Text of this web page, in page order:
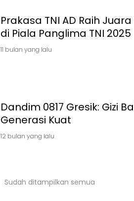
Prakasa TNI AD Raih
di Piala Panglima TNI 2025
11 bulan yang lalu
Dandim 0817 Gresik: Gizi
Generasi Kuat
12 bulan yang lalu
Sudah ditampilkan semua